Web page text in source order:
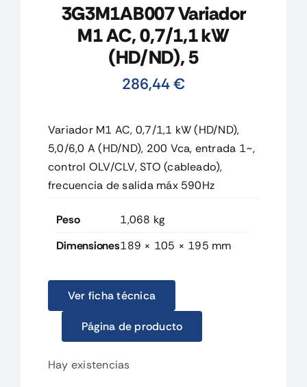
3G3M1AB007 Variador
M1 AC, 0,7/1,1 kW
(HD/ND), 5
286,44€
Variador M1 AC, 0,7/1,1 kW (HD/ND),
5,0/6,0 A (HD/ND), 200 Vca, entrada 1~,
control OLV/CLV, STO (cableado),
frecuencia de salida máx 590Hz
Peso
1,068 kg
Dimensiones189 × 105 × 195 mm
Ver ficha técnica
Página de producto
Hay existencias